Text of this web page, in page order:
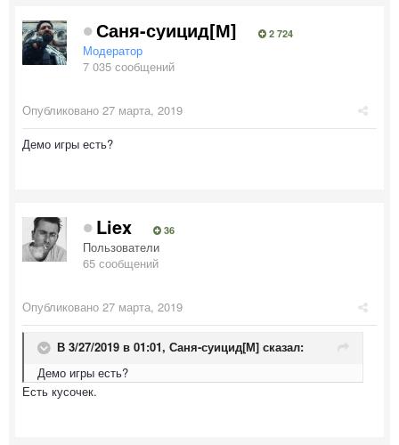
Саня-суицид[М] 2 724
Модератор
7 035 сообщений
Опубликовано 27 марта, 2019
Демо игры есть?
Liex 36
Пользователи
65 сообщений
Опубликовано 27 марта, 2019
В 3/27/2019 в 01:01, Саня-суицид[М] сказал:
Демо игры есть?
Есть кусочек.